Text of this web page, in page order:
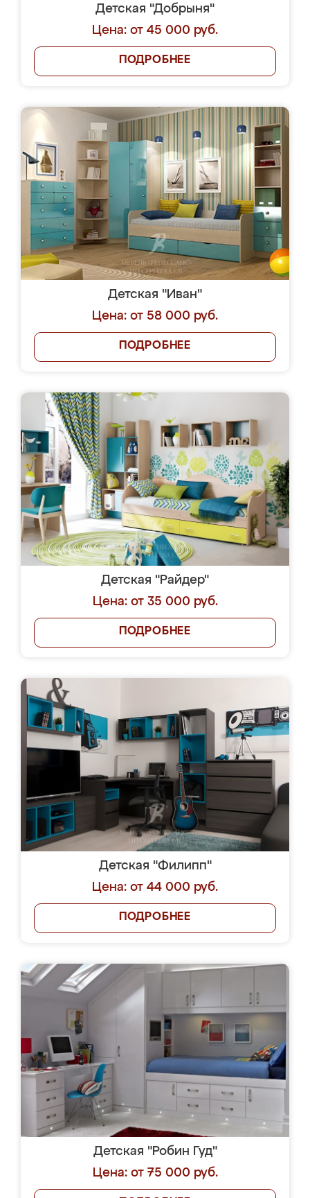
Детская "Добрыня"
Цена: от 45 000 руб.
ПОДРОБНЕЕ
Детская "Иван"
Цена: от 58 000 руб.
ПОДРОБНЕЕ
Детская "Райдер"
Цена: от 35 000 руб.
ПОДРОБНЕЕ
Детская "Филипп"
Цена: от 44 000 руб.
ПОДРОБНЕЕ
Детская "Робин Гуд"
Цена: от 75 000 руб.